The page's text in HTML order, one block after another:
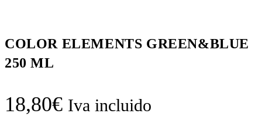
COLOR ELEMENTS GREEN&BLUE
250 ML
18,80€ Iva incluido